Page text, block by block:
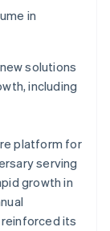
in
solutions
including
platform for
serving
growth in
its